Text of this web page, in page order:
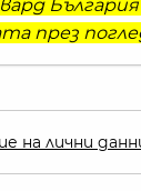
през
на лични